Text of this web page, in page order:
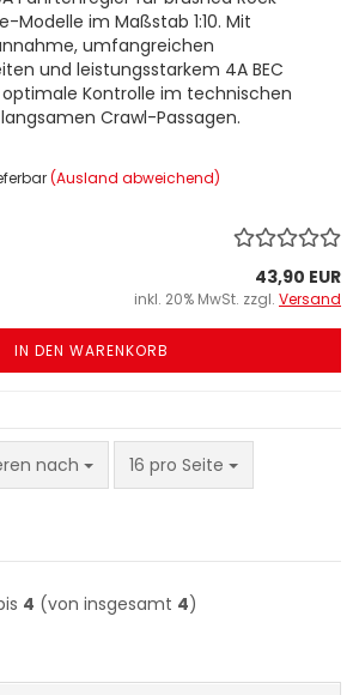
Modelle im Maßstab 1:10. Mit
umfangreichen
und leistungsstarkem 4A BEC
Kontrolle im technischen
Crawl-Passagen.
(Ausland abweichend)
43,90 EUR
inkl. 20% MwSt. zzgl. Versand
IN DEN WARENKORB
nach
nach 16 pro Seite
pro Seite
4 (von insgesamt 4)